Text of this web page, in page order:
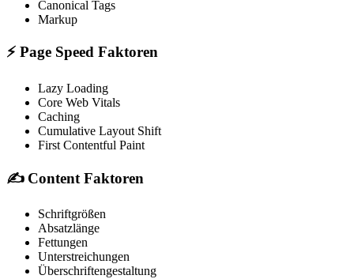
Canonical Tags
Markup
⚡ Page Speed Faktoren
Lazy Loading
Core Web Vitals
Caching
Cumulative Layout Shift
First Contentful Paint
✍️Content Faktoren
Schriftgrößen
Absatzlänge
Fettungen
Unterstreichungen
Überschriftengestaltung